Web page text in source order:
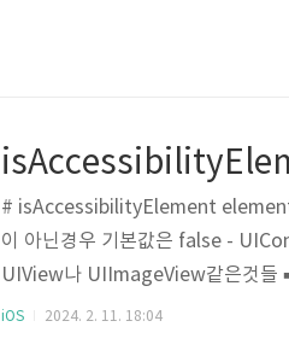
# isAccessibilityElement
이 아닌경우 기본값은 false -
UIView나 UIImageView같은것들
요소로 잡힐것이다. 이때, 바깥의
iOS 2024. 2. 11. 18:04